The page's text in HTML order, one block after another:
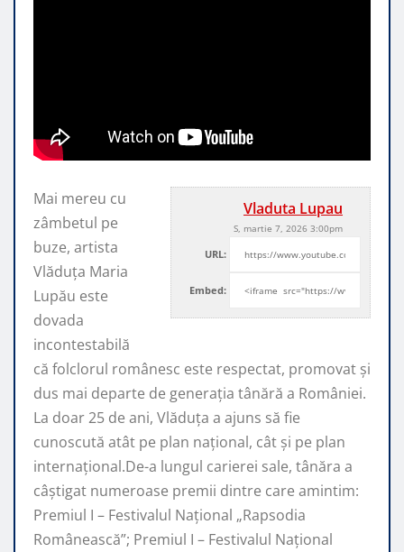
Vladuta Lupau
S, martie 7, 2026 3:00pm
URL:
Embed:
Mai mereu cu
zâmbetul pe
buze, artista
Vlăduța Maria
Lupău este
dovada
incontestabilă
că folclorul românesc este respectat, promovat şi
dus mai departe de generaţia tânără a României.
La doar 25 de ani, Vlăduța a ajuns să fie
cunoscută atât pe plan naţional, cât şi pe plan
internaţional.De-a lungul carierei sale, tânăra a
câştigat numeroase premii dintre care amintim:
Premiul I – Festivalul Național „Rapsodia
Românească”; Premiul I – Festivalul Național